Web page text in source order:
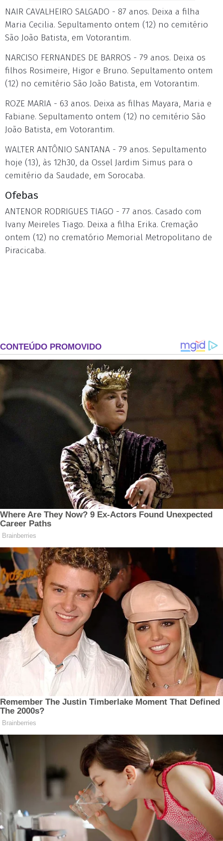
NAIR CAVALHEIRO SALGADO - 87 anos. Deixa a filha
Maria Cecilia. Sepultamento ontem (12) no cemitério
São João Batista, em Votorantim.
NARCISO FERNANDES DE BARROS - 79 anos. Deixa os
filhos Rosimeire, Higor e Bruno. Sepultamento ontem
(12) no cemitério São João Batista, em Votorantim.
ROZE MARIA - 63 anos. Deixa as filhas Mayara, Maria e
Fabiane. Sepultamento ontem (12) no cemitério São
João Batista, em Votorantim.
WALTER ANTÔNIO SANTANA - 79 anos. Sepultamento
hoje (13), às 12h30, da Ossel Jardim Simus para o
cemitério da Saudade, em Sorocaba.
Ofebas
ANTENOR RODRIGUES TIAGO - 77 anos. Casado com
Ivany Meireles Tiago. Deixa a filha Erika. Cremação
ontem (12) no crematório Memorial Metropolitano de
Piracicaba.